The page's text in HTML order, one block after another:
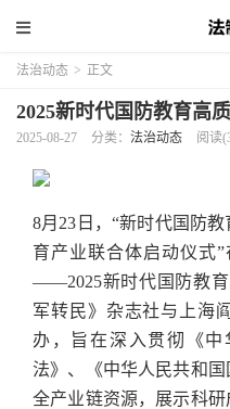
法治动态 > 正文
2025新时代国防教育高
2025-08-27 分类： 法治动态 阅读
8月23日，“新时代国防
育产业联合体启动仪式
——2025新时代国防教育
军转民》杂志社与上海
办，旨在深入贯彻《
法》、《中华人民共和
全产业链资源，展示科